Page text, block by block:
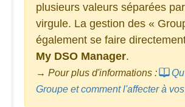
plusieurs valeurs séparées
virgule. La gestion des «
également se faire
My DSO Manager.
→ Pour plus d'informations :
Groupe et comment l'affecter à